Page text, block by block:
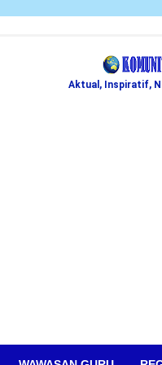
Aktual, Inspiratif,